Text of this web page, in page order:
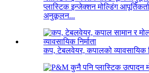
प्लास्टिक इन्जेक्शन मोल्डिंग
अनुकूलन...
कप, टेबलवेयर, कपालको व्यावसायिक